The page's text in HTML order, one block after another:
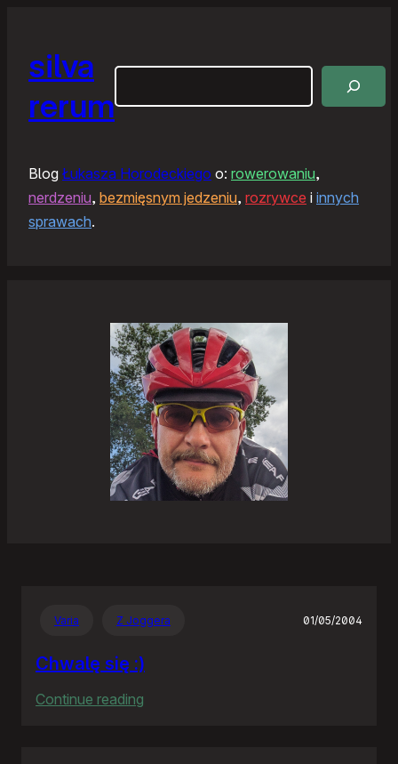
silva
rerum
Blog Łukasza Horodeckiego o: rowerowaniu,
nerdzeniu, bezmięsnym jedzeniu, rozrywce i innych
sprawach.
Varia Z Joggera 01/05/2004
Chwalę się :)
Continue reading